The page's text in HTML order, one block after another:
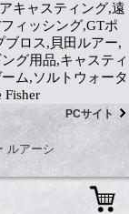
キャスティング,遠
ィッシング,GTポ
ブロス,貝田ルアー,
グ用品,キャスティ
ム,ソルトウォータ
ルアーシ
PCサイト